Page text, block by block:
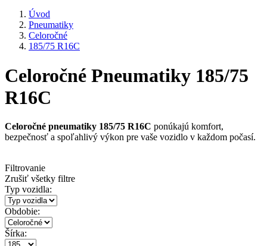
Úvod
Pneumatiky
Celoročné
185/75 R16C
Celoročné Pneumatiky 185/75
R16C
Celoročné pneumatiky 185/75 R16C ponúkajú komfort,
bezpečnosť a spoľahlivý výkon pre vaše vozidlo v každom počasí.
Filtrovanie
Zrušiť všetky filtre
Typ vozidla:
Obdobie:
Šírka: